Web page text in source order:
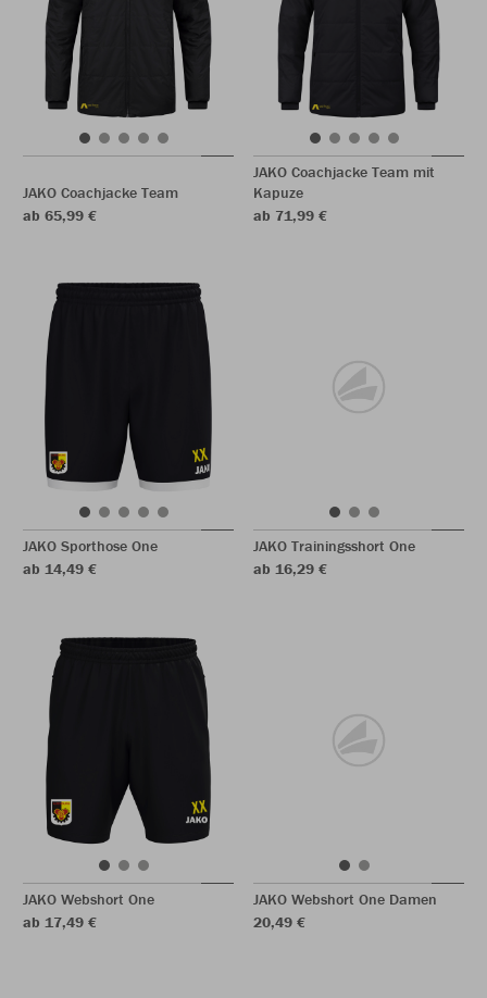
JAKO Coachjacke Team
ab 65,99 €
JAKO Coachjacke Team mit
Kapuze
ab 71,99 €
JAKO Sporthose One
ab 14,49 €
JAKO Trainingsshort One
ab 16,29 €
JAKO Webshort One
ab 17,49 €
JAKO Webshort One Damen
20,49 €